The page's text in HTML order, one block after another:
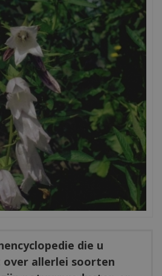
die u
allerlei soorten